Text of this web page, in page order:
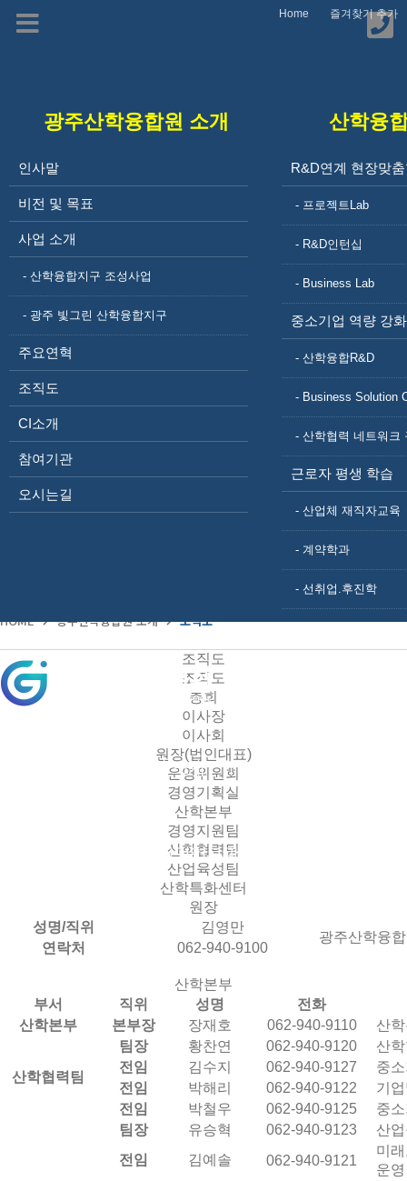
Home 즐겨찾기 추가
광주산학융합원 소개
인사말
비전 및 목표
사업 소개
- 산학융합지구 조성사업
- 광주 빛그린 산학융합지구
주요연혁
조직도
CI소개
참여기관
오시는길
산학융
R&D연계 현장맞
- 프로젝트Lab
- R&D인턴십
- Business Lab
중소기업 역량 강화
- 산학융합R&D
- Business Solution
- 산학협력 네트워크
근로자 평생 학습
- 산업체 재직자교육
- 계약학과
- 선취업.후진학
광주산학융합원 소개
기업연구관
조직도
산학융합지구 조성사업
광주 빛그린 산학융합지구
주요연혁
CI소개
HOME 광주산학융합원 소개 조직도
조직도
조직도
총회
이사장
이사회
원장(법인대표)
운영위원회
경영기획실
산학본부
경영지원팀
산학협력팀
산업육성팀
산학특화센터
원장
성명/직위
김영만
광주산학융
연락처 062-940-9100
산학본부
부서
직위 성명
전화
산학본부
본부장 장재호 062-940-9110 산
산학협력팀
팀장 황찬연 062-940-9120
산
전임
김수지 062-940-9127
중
전임
박해리 062-940-9122
기
전임
박철우 062-940-9125 중
팀장 유승혁 062-940-9123
산
전임
김예솔 062-940-9121
미
운영